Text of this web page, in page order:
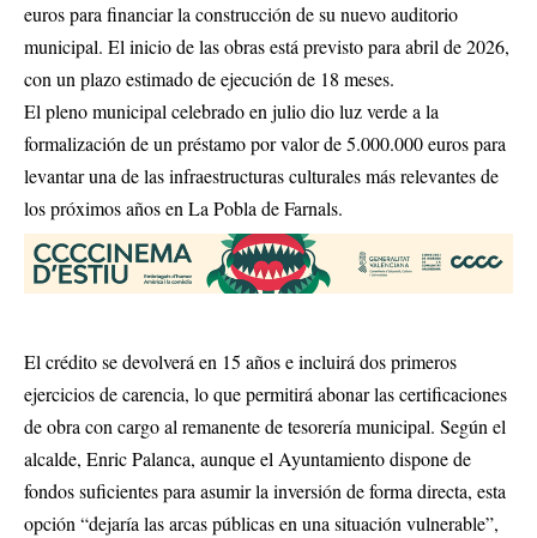
euros para financiar la construcción de su nuevo auditorio
municipal. El inicio de las obras está previsto para abril de 2026,
con un plazo estimado de ejecución de 18 meses.
El pleno municipal celebrado en julio dio luz verde a la
formalización de un préstamo por valor de 5.000.000 euros para
levantar una de las infraestructuras culturales más relevantes de
los próximos años en La Pobla de Farnals.
El crédito se devolverá en 15 años e incluirá dos primeros
ejercicios de carencia, lo que permitirá abonar las certificaciones
de obra con cargo al remanente de tesorería municipal. Según el
alcalde, Enric Palanca, aunque el Ayuntamiento dispone de
fondos suficientes para asumir la inversión de forma directa, esta
opción “dejaría las arcas públicas en una situación vulnerable”,